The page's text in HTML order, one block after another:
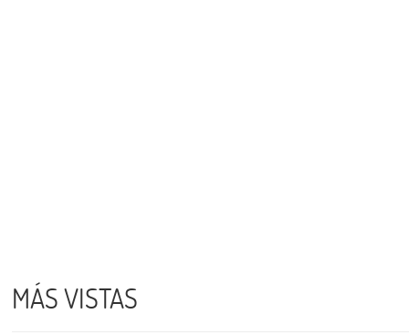
MÁS VISTAS